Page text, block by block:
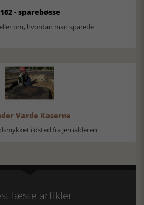
- sparebøsse
om, hvordan man sparede
Varde Kaserne
ildsted fra jernalderen
læste artikler